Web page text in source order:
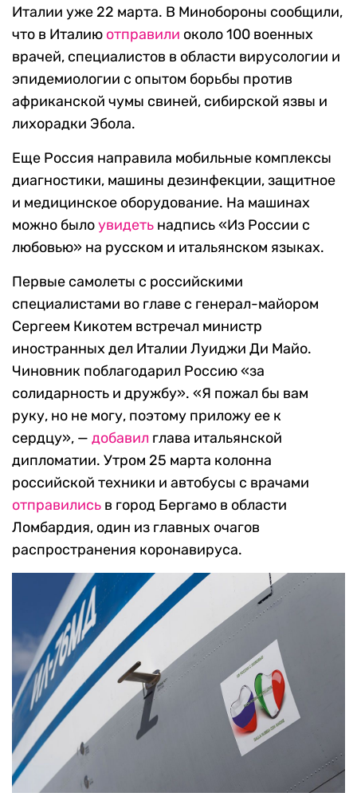
Италии уже 22 марта. В Минобороны сообщили,
что в Италию отправили около 100 военных
врачей, специалистов в области вирусологии и
эпидемиологии с опытом борьбы против
африканской чумы свиней, сибирской язвы и
лихорадки Эбола.
Еще Россия направила мобильные комплексы
диагностики, машины дезинфекции, защитное
и медицинское оборудование. На машинах
можно былоувидеть надпись «Из России с
любовью» на русском и итальянском языках.
Первые самолеты с российскими
специалистами во главе с генерал-майором
Сергеем Кикотем встречал министр
иностранных дел Италии Луиджи Ди Майо.
Чиновник поблагодарил Россию «за
солидарность и дружбу». «Я пожал бы вам
руку, но не могу, поэтому приложу ее к
сердцу», — добавил глава итальянской
дипломатии. Утром 25 марта колонна
российской техники и автобусы с врачами
отправились в город Бергамо в области
Ломбардия, один из главных очагов
распространения коронавируса.